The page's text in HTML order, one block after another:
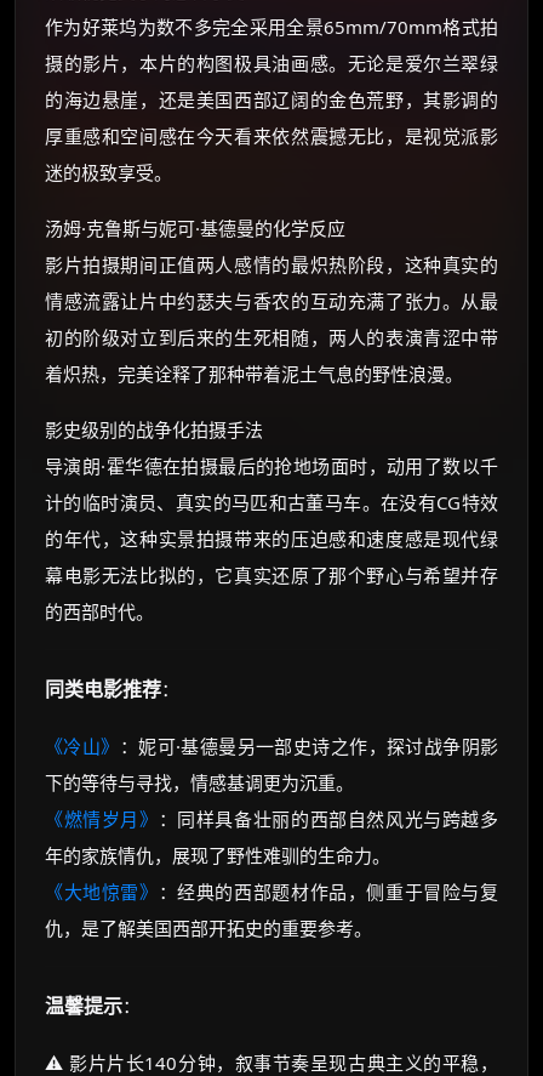
作为好莱坞为数不多完全采用全景65mm/70mm格式拍
摄的影片，本片的构图极具油画感。无论是爱尔兰翠绿
的海边悬崖，还是美国西部辽阔的金色荒野，其影调的
厚重感和空间感在今天看来依然震撼无比，是视觉派影
迷的极致享受。
汤姆·克鲁斯与妮可·基德曼的化学反应
影片拍摄期间正值两人感情的最炽热阶段，这种真实的
情感流露让片中约瑟夫与香农的互动充满了张力。从最
初的阶级对立到后来的生死相随，两人的表演青涩中带
着炽热，完美诠释了那种带着泥土气息的野性浪漫。
影史级别的战争化拍摄手法
导演朗·霍华德在拍摄最后的抢地场面时，动用了数以千
计的临时演员、真实的马匹和古董马车。在没有CG特效
的年代，这种实景拍摄带来的压迫感和速度感是现代绿
幕电影无法比拟的，它真实还原了那个野心与希望并存
的西部时代。
同类电影推荐：
《冷山》 ：妮可·基德曼另一部史诗之作，探讨战争阴影
下的等待与寻找，情感基调更为沉重。
《燃情岁月》 ：同样具备壮丽的西部自然风光与跨越多
年的家族情仇，展现了野性难驯的生命力。
《大地惊雷》 ：经典的西部题材作品，侧重于冒险与复
仇，是了解美国西部开拓史的重要参考。
温馨提示：
⚠️ 影片片长140分钟，叙事节奏呈现古典主义的平稳，